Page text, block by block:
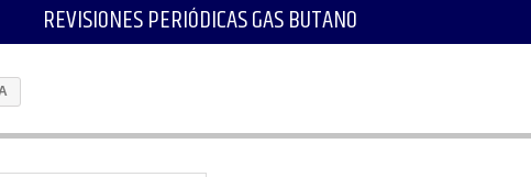
REVISIONES PERIÓDICAS GAS BUTANO